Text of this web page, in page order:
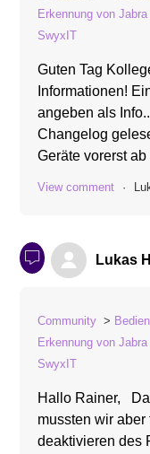
Erkennung von
SwyxIT
Guten Tag
Informationen!
angeben als
Changelog
Geräte vorerst ab
View comment
Lukas
Community
Erkennung von
SwyxIT
Hallo Rainer,
mussten wir
deaktivieren des